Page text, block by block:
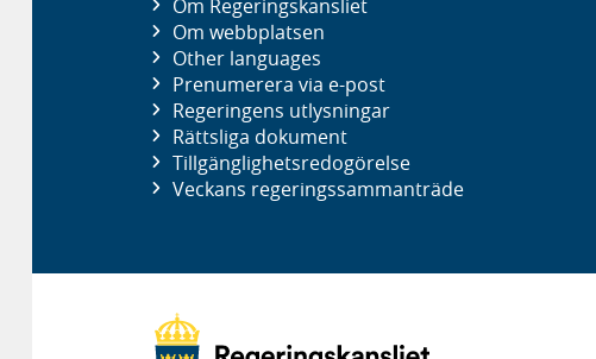
Om Regeringskansliet
Om webbplatsen
Other languages
Prenumerera via e-post
Regeringens utlysningar
Rättsliga dokument
Tillgänglighetsredogörelse
Veckans regeringssammanträde